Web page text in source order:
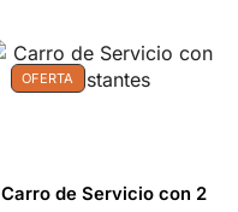
OFERTA
Carro de Servicio con 2